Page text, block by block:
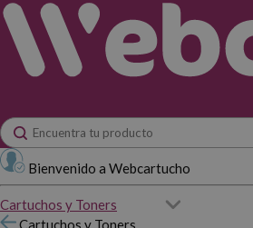
Bienvenido a Webcartucho
Cartuchos y Toners
Cartuchos y Toners